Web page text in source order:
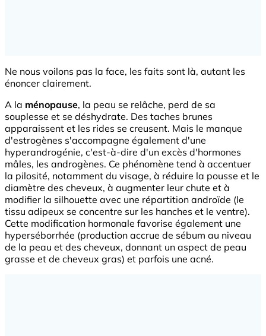
Ne nous voilons pas la face, les faits sont là, autant les
énoncer clairement.
A la ménopause, la peau se relâche, perd de sa
souplesse et se déshydrate. Des taches brunes
apparaissent et les rides se creusent. Mais le manque
d'estrogènes s'accompagne également d'une
hyperandrogénie, c'est-à-dire d'un excès d'hormones
mâles, les androgènes. Ce phénomène tend à accentuer
la pilosité, notamment du visage, à réduire la pousse et le
diamètre des cheveux, à augmenter leur chute et à
modifier la silhouette avec une répartition androïde (le
tissu adipeux se concentre sur les hanches et le ventre).
Cette modification hormonale favorise également une
hyperséborrhée (production accrue de sébum au niveau
de la peau et des cheveux, donnant un aspect de peau
grasse et de cheveux gras) et parfois une acné.